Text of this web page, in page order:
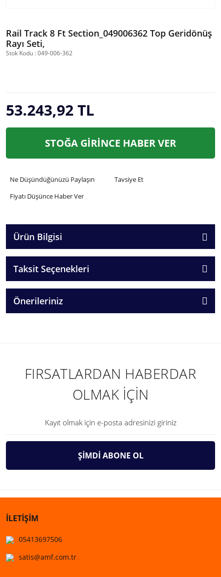
Rail Track 8 Ft Section_049006362 Top Geridönüş
Rayı Seti,
Stok Kodu : 049-006-362
53.243,92 TL
STOĞA GİRİNCE HABER VER
Ne Düşündüğünüzü Paylaşın
Tavsiye Et
Fiyatı Düşünce Haber Ver
Ürün Bilgisi
Taksit Seçenekleri
Önerileriniz
FIRSATLARDAN HABERDAR
OLMAK İÇİN
ŞİMDİ ABONE OL
İLETİŞİM
05413697506
satis@amf.com.tr